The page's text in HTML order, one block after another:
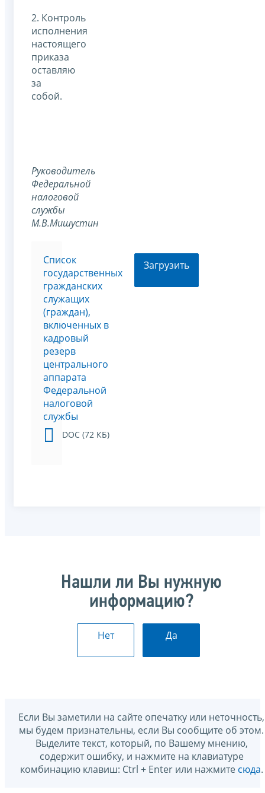
2. Контроль
исполнения
настоящего
приказа
оставляю
за
собой.
Руководитель
Федеральной
налоговой
службы
М.В.Мишустин
Список
государственных
гражданских
служащих
(граждан),
включенных в
кадровый
резерв
центрального
аппарата
Федеральной
налоговой
службы
DOC (72 КБ)
Загрузить
Нашли ли Вы нужную
информацию?
Нет Да
Если Вы заметили на сайте опечатку или неточность,
мы будем признательны, если Вы сообщите об этом.
Выделите текст, который, по Вашему мнению,
содержит ошибку, и нажмите на клавиатуре
комбинацию клавиш: Ctrl + Enter или нажмите сюда.